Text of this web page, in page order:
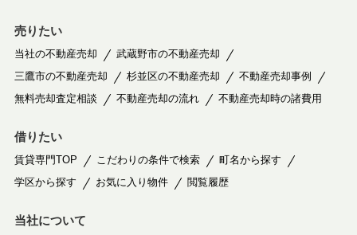
売りたい
当社の不動産売却
武蔵野市の不動産売却
三鷹市の不動産売却
杉並区の不動産売却
不動産売却事例
無料売却査定相談
不動産売却の流れ 不動産売却時の諸費用
借りたい
賃貸専門TOP こだわりの条件で検索
町名から探す
学区から探す
お気に入り物件 閲覧履歴
当社について